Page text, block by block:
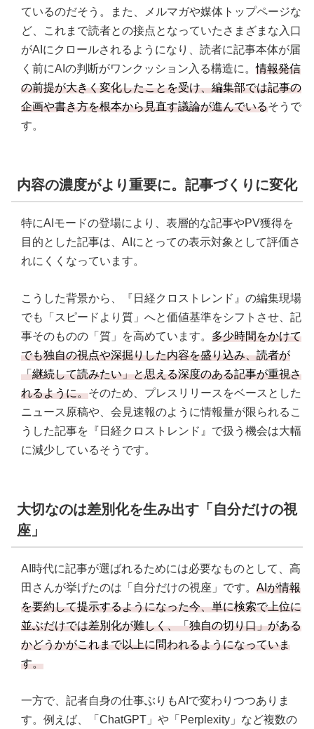
ているのだそう。また、メルマガや媒体トップページな
ど、これまで読者との接点となっていたさまざまな入口
がAIにクロールされるようになり、読者に記事本体が届
く前にAIの判断がワンクッション入る構造に。情報発信
の前提が大きく変化したことを受け、編集部では記事の
企画や書き方を根本から見直す議論が進んでいるそうで
す。
内容の濃度がより重要に。記事づくりに変化
特にAIモードの登場により、表層的な記事やPV獲得を
目的とした記事は、AIにとっての表示対象として評価さ
れにくくなっています。
こうした背景から、『日経クロストレンド』の編集現場
でも「スピードより質」へと価値基準をシフトさせ、記
事そのものの「質」を高めています。 多少時間をかけて
でも独自の視点や深掘りした内容を盛り込み、読者が
「継続して読みたい」と思える深度のある記事が重視さ
れるように。そのため、プレスリリースをベースとした
ニュース原稿や、会見速報のように情報量が限られるこ
うした記事を『日経クロストレンド』で扱う機会は大幅
に減少しているそうです。
大切なのは差別化を生み出す「自分だけの視
座」
AI時代に記事が選ばれるためには必要なものとして、高
田さんが挙げたのは「自分だけの視座」です。 AIが情報
を要約して提示するようになった今、単に検索で上位に
並ぶだけでは差別化が難しく、「独自の切り口」がある
かどうかがこれまで以上に問われるようになっていま
す。
一方で、記者自身の仕事ぶりもAIで変わりつつありま
す。例えば、「ChatGPT」や「Perplexity」など複数の